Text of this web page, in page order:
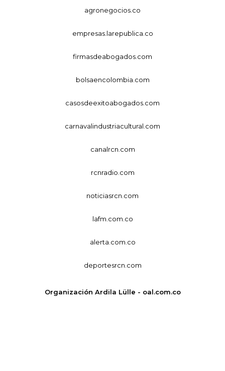
agronegocios.co
empresas.larepublica.co
firmasdeabogados.com
bolsaencolombia.com
casosdeexitoabogados.com
carnavalindustriacultural.com
canalrcn.com
rcnradio.com
noticiasrcn.com
lafm.com.co
alerta.com.co
deportesrcn.com
Organización Ardila Lülle - oal.com.co